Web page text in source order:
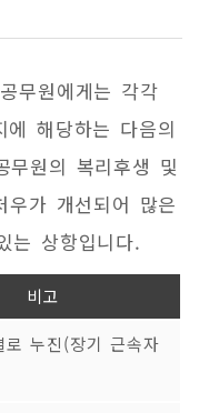
무원에게는 각각
에 해당하는 다음의
무원의 복리후생 및
가 개선되어 많은
는 상항입니다.
비고
로 누진(장기 근속자